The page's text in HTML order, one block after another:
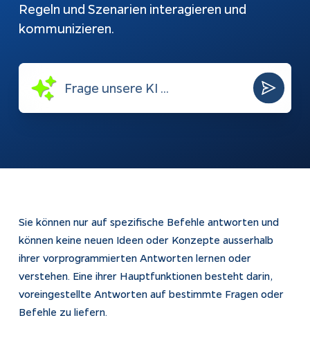
Regeln und Szenarien interagieren und
kommunizieren.
Sie können nur auf spezifische Befehle antworten und
können keine neuen Ideen oder Konzepte ausserhalb
ihrer vorprogrammierten Antworten lernen oder
verstehen. Eine ihrer Hauptfunktionen besteht darin,
voreingestellte Antworten auf bestimmte Fragen oder
Befehle zu liefern.
Fokusthemen
Konfiguratoren
Webshops
KI-Chatbot
Kundenanfragen
KI & Apps
Prozesse
automatisieren
KI-Agenten
KI-Integration
Webentwicklung
Apptiva
Projekte
Kontakt